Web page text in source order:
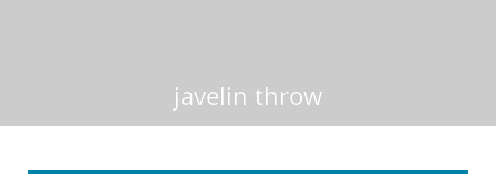
javelin throw